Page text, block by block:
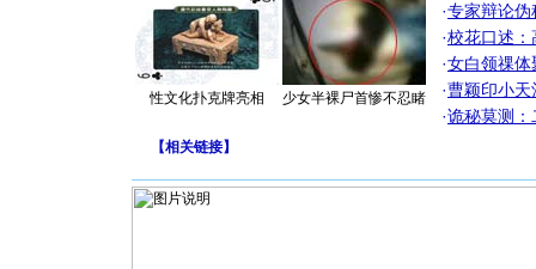
性文化扑克牌亮相 少女半裸尸首惨不忍睹
·专家辩论伪
·校花口述：
·女白领祼体
·曹颖印小天
·诡秘莫测：
【相关链接】